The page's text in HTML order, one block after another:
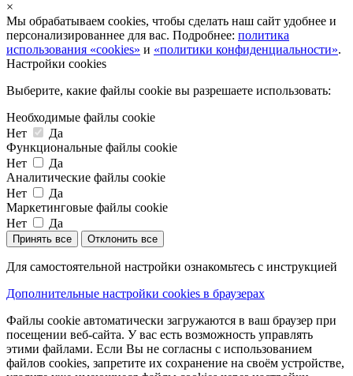
×
Мы обрабатываем cookies, чтобы сделать наш сайт удобнее и
персонализированнее для вас. Подробнее: политика
использования «cookies» и «политики конфиденциальности».
Настройки cookies
Выберите, какие файлы cookie вы разрешаете использовать:
Необходимые файлы cookie
Нет
Да
Функциональные файлы cookie
Нет
Да
Аналитические файлы cookie
Нет
Да
Маркетинговые файлы cookie
Нет
Да
Принять все Отклонить все
Для самостоятельной настройки ознакомьтесь с инструкцией
Дополнительные настройки cookies в браузерах
Файлы cookie автоматически загружаются в ваш браузер при
посещении веб-сайта. У вас есть возможность управлять
этими файлами. Если Вы не согласны с использованием
файлов cookies, запретите их сохранение на своём устройстве,